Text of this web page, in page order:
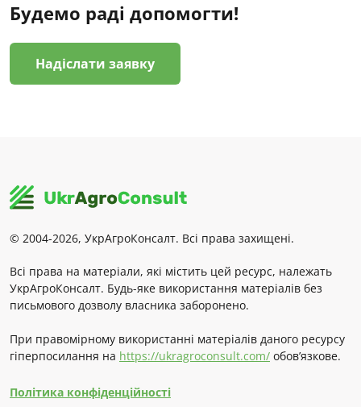
Будемо раді допомогти!
Надіслати заявку
© 2004-2026, УкрАгроКонсалт. Всі права захищені.
Всі права на матеріали, які містить цей ресурс, належать
УкрАгроКонсалт. Будь-яке використання матеріалів без
письмового дозволу власника заборонено.
При правомірному використанні матеріалів даного ресурсу
гіперпосилання на https://ukragroconsult.com/ обов’язкове.
Політика конфіденційності